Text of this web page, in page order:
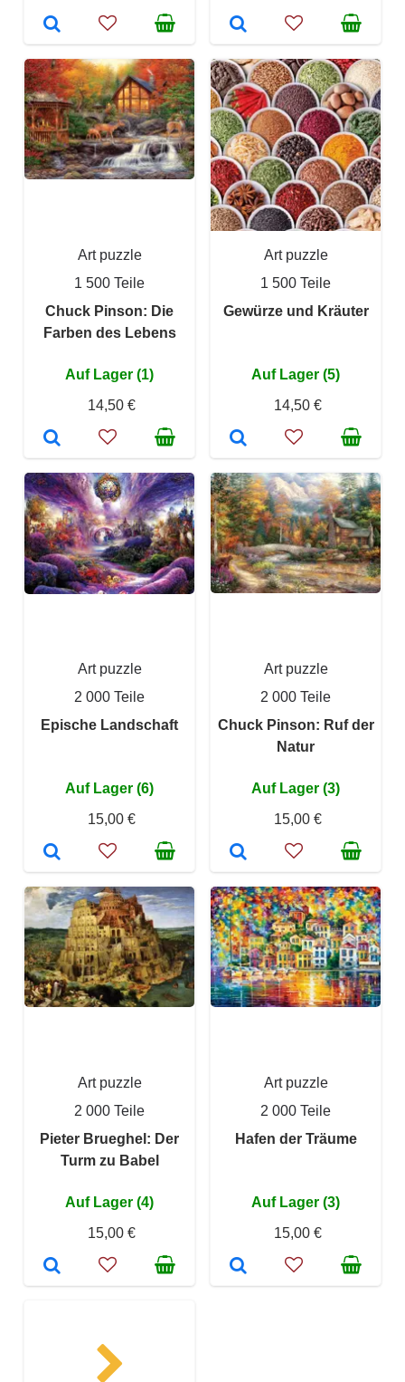
Art puzzle
1 500 Teile
Chuck Pinson: Die
Farben des Lebens
Auf Lager (1)
14,50 €
Art puzzle
1 500 Teile
Gewürze und Kräuter
Auf Lager (5)
14,50 €
Art puzzle
2 000 Teile
Epische Landschaft
Auf Lager (6)
15,00 €
Art puzzle
2 000 Teile
Chuck Pinson: Ruf der
Natur
Auf Lager (3)
15,00 €
Art puzzle
2 000 Teile
Pieter Brueghel: Der
Turm zu Babel
Auf Lager (4)
15,00 €
Art puzzle
2 000 Teile
Hafen der Träume
Auf Lager (3)
15,00 €